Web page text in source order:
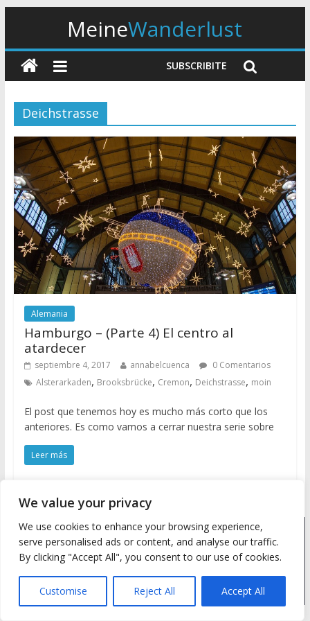
We value your privacy
We use cookies to enhance your browsing experience,
serve personalised ads or content, and analyse our traffic.
By clicking "Accept All", you consent to our use of cookies.
Customise Reject All Accept All
MeineWanderlust
SUBSCRIBITE
Deichstrasse
Alemania
Hamburgo – (Parte 4) El centro al
atardecer
septiembre 4, 2017 annabelcuenca
0 Comentarios
Alsterarkaden, Brooksbrücke, Cremon, Deichstrasse, moin
El post que tenemos hoy es mucho más corto que los
anteriores. Es como vamos a cerrar nuestra serie sobre
Leer más
Copyright © 2026Meine Wanderlust. Todos los derechos
reservados.
Tema: ColorMag by ThemeGrill. Desarrollado con WordPress